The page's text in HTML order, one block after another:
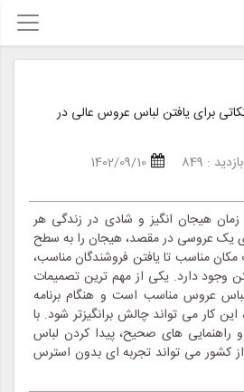
برای یافتن لباس عروس عالی در
: 849
1402/09/10
زمان هیجان انگیز و شادی در زندگی هر
یک عروسی در مقصد، هیجان را به سطح
مناسب تا یافتن فروشندگان مناسب،
وجود دارد. یکی از مهم ترین تصمیمات
عروس مناسب است و هنگام برنامه
کار می تواند چالش برانگیزتر شود. با
و راهنمایی های صحیح، پیدا کردن لباس
کشور می تواند تجربه ای بدون استرس